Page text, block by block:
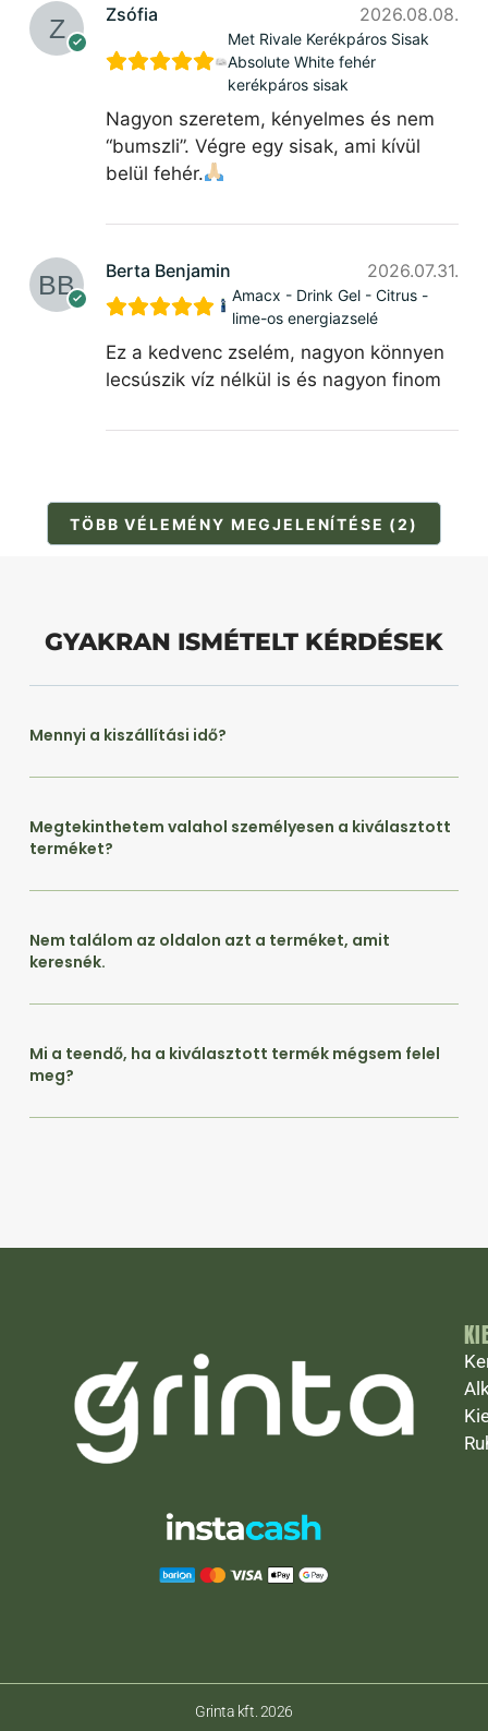
Zsófia 2026.08.08.
Met Rivale Kerékpáros Sisak
Absolute White fehér
kerékpáros sisak
Nagyon szeretem, kényelmes és nem
“bumszli”. Végre egy sisak, ami kívül
belül fehér.
Berta Benjamin 2026.07.31.
Amacx - Drink Gel - Citrus -
lime-os energiazselé
Ez a kedvenc zselém, nagyon könnyen
lecsúszik víz nélkül is és nagyon finom
TÖBB VÉLEMÉNY MEGJELENÍTÉSE (2)
GYAKRAN ISMÉTELT KÉRDÉSEK
Mennyi a kiszállítási idő?
Megtekinthetem valahol személyesen a kiválasztott
terméket?
Nem találom az oldalon azt a terméket, amit
keresnék.
Mi a teendő, ha a kiválasztott termék mégsem felel
meg?
Grinta kft. 2026